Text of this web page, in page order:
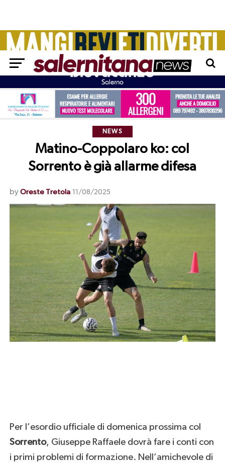
NEWS
Matino-Coppolaro ko: col
Sorrento è già allarme difesa
by Oreste Tretola 11/08/2025
Per l’esordio ufficiale di domenica prossima col
Sorrento, Giuseppe Raffaele dovrà fare i conti con
i primi problemi di formazione. Nell’amichevole di